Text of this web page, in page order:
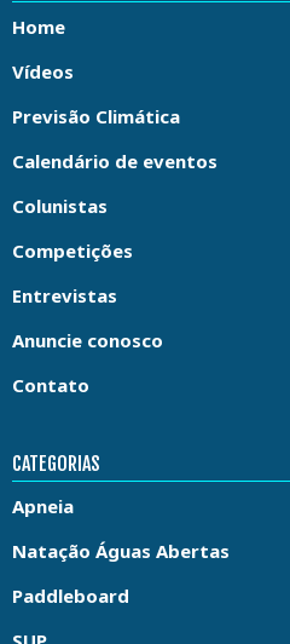
Home
Vídeos
Previsão Climática
Calendário de eventos
Colunistas
Competições
Entrevistas
Anuncie conosco
Contato
CATEGORIAS
Apneia
Natação Águas Abertas
Paddleboard